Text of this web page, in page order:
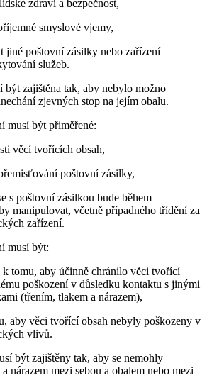
zdraví a bezpečnost,
smyslové vjemy,
jiné poštovní zásilky nebo zařízení
služeb.
být zajištěna tak, aby nebylo možno
zjevných stop na jejím obalu.
musí být přiměřené:
věcí tvořících obsah,
poštovní zásilky,
s poštovní zásilkou bude během
manipulovat, včetně případného třídění za
zařízení.
musí být:
k tomu, aby účinně chránilo věci tvořící
poškození v důsledku kontaktu s jinými
(třením, tlakem a nárazem),
aby věci tvořící obsah nebyly poškozeny v
vlivů.
být zajištěny tak, aby se nemohly
nárazem mezi sebou a obalem nebo mezi